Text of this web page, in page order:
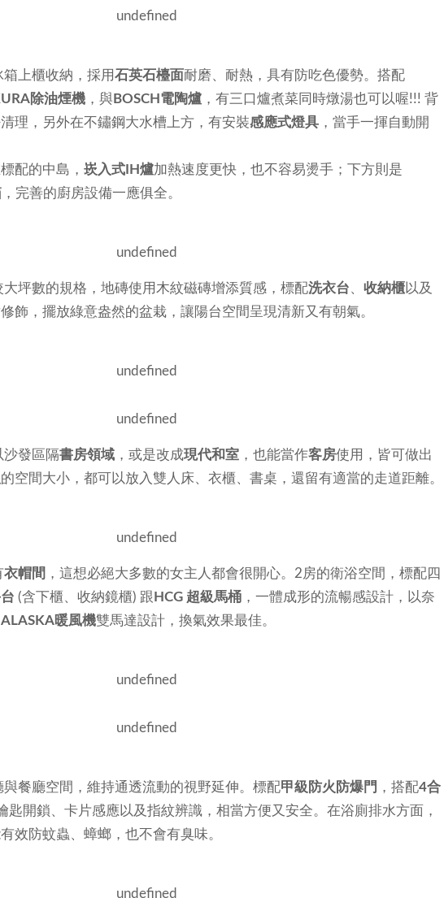
上櫃收納，採用石英石檯面耐磨、耐熱，具有防吃色優勢。搭配
除油煙機 ，與BOSCH電陶爐 ，有三口爐煮菜同時燉湯也可以喔!!! 背
理，另外在不鏽鋼大水槽上方，有安裝感應式燈具 ，當手一揮自動開
配的中島， 崁入式IH爐加熱速度更快，也不容易燙手；下方則是
，完善的廚房設備一應俱全。
大坪數的規格，地磚使用木紋磁磚增添質感，標配洗衣台 收納櫃以及
飾，擺放綠意盎然的盆栽，讓陽台空間呈現清新又有朝氣。
發區隔書房領域 ，或是改成現代和室 ，也能當作客房使用，皆可做出
的空間大小，都可以放入雙人床、衣櫃、書桌，還留有適當的走道距離。
衣帽間 ，這想必絕大多數的女主人都會很開心。2房的衛浴空間，標配四
(含下櫃、收納鏡櫃) 跟 HCG 超級馬桶 ，一體成形的流暢感設計，以奈
ALASKA暖風機雙馬達設計，換氣效果最佳。
餐廳空間，維持通透流動的視野延伸。標配甲級防火防爆門 ，搭配4合
匙開鎖、卡片感應以及指紋辨識，相當方便又安全。在浴廁排水方面，
效防蚊蟲、蟑螂，也不會有臭味。